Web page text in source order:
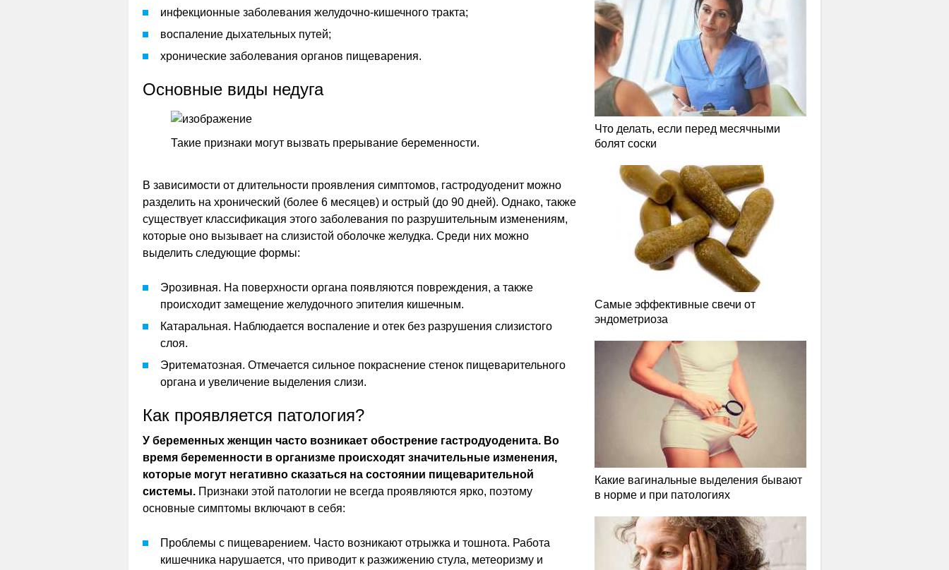
инфекционные заболевания желудочно-кишечного тракта;
воспаление дыхательных путей;
хронические заболевания органов пищеварения.
Основные виды недуга
Такие признаки могут вызвать прерывание беременности.
В зависимости от длительности проявления симптомов, гастродуоденит можно
разделить на хронический (более 6 месяцев) и острый (до 90 дней). Однако, также
существует классификация этого заболевания по разрушительным изменениям,
которые оно вызывает на слизистой оболочке желудка. Среди них можно
выделить следующие формы:
Эрозивная. На поверхности органа появляются повреждения, а также
происходит замещение желудочного эпителия кишечным.
Катаральная. Наблюдается воспаление и отек без разрушения слизистого
слоя.
Эритематозная. Отмечается сильное покраснение стенок пищеварительного
органа и увеличение выделения слизи.
Как проявляется патология?
У беременных женщин часто возникает обострение гастродуоденита. Во
время беременности в организме происходят значительные изменения,
которые могут негативно сказаться на состоянии пищеварительной
системы. Признаки этой патологии не всегда проявляются ярко, поэтому
основные симптомы включают в себя:
Проблемы с пищеварением. Часто возникают отрыжка и тошнота. Работа
кишечника нарушается, что приводит к разжижению стула, метеоризму и
Что делать, если перед месячными
болят соски
Самые эффективные свечи от
эндометриоза
Какие вагинальные выделения бывают
в норме и при патологиях